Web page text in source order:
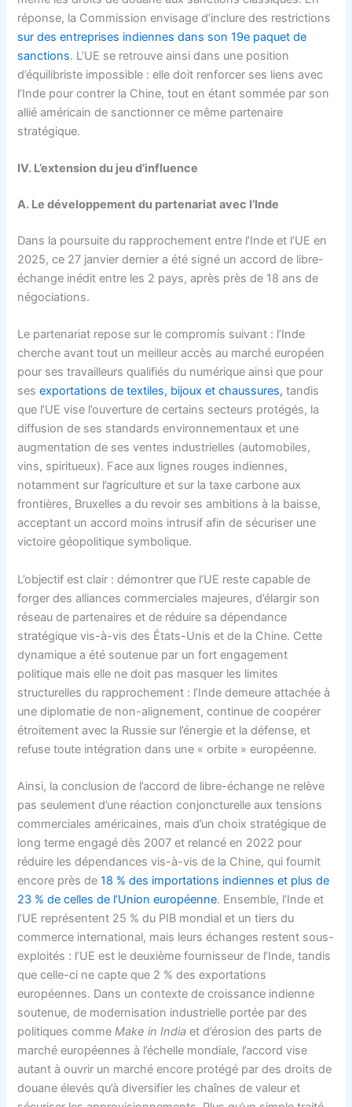
réponse, la Commission envisage d’inclure des restrictions
sur des entreprises indiennes dans son 19e paquet de
sanctions. L’UE se retrouve ainsi dans une position
d’équilibriste impossible : elle doit renforcer ses liens avec
l’Inde pour contrer la Chine, tout en étant sommée par son
allié américain de sanctionner ce même partenaire
stratégique.
IV. L’extension du jeu d’influence
A. Le développement du partenariat avec l’Inde
Dans la poursuite du rapprochement entre l’Inde et l’UE en
2025, ce 27 janvier dernier a été signé un accord de libre-
échange inédit entre les 2 pays, après près de 18 ans de
négociations.
Le partenariat repose sur le compromis suivant : l’Inde
cherche avant tout un meilleur accès au marché européen
pour ses travailleurs qualifiés du numérique ainsi que pour
sesexportations de textiles, bijoux et chaussures,tandis
que l’UE vise l’ouverture de certains secteurs protégés, la
diffusion de ses standards environnementaux et une
augmentation de ses ventes industrielles (automobiles,
vins, spiritueux). Face aux lignes rouges indiennes,
notamment sur l’agriculture et sur la taxe carbone aux
frontières, Bruxelles a du revoir ses ambitions à la baisse,
acceptant un accord moins intrusif afin de sécuriser une
victoire géopolitique symbolique.
L’objectif est clair : démontrer que l’UE reste capable de
forger des alliances commerciales majeures, d’élargir son
réseau de partenaires et de réduire sa dépendance
stratégique vis-à-vis des États-Unis et de la Chine. Cette
dynamique a été soutenue par un fort engagement
politique mais elle ne doit pas masquer les limites
structurelles du rapprochement : l’Inde demeure attachée à
une diplomatie de non-alignement, continue de coopérer
étroitement avec la Russie sur l’énergie et la défense, et
refuse toute intégration dans une « orbite » européenne.
Ainsi, la conclusion de l’accord de libre-échange ne relève
pas seulement d’une réaction conjoncturelle aux tensions
commerciales américaines, mais d’un choix stratégique de
long terme engagé dès 2007 et relancé en 2022 pour
réduire les dépendances vis-à-vis de la Chine, qui fournit
encore près de18 % des importations indiennes et plus de
23 % de celles de l’Union européenne. Ensemble, l’Inde et
l’UE représentent 25 % du PIB mondial et un tiers du
commerce international, mais leurs échanges restent sous-
exploités : l’UE est le deuxième fournisseur de l’Inde, tandis
que celle-ci ne capte que 2 % des exportations
européennes. Dans un contexte de croissance indienne
soutenue, de modernisation industrielle portée par des
politiques commeMake in India et d’érosion des parts de
marché européennes à l’échelle mondiale, l’accord vise
autant à ouvrir un marché encore protégé par des droits de
douane élevés qu’à diversifier les chaînes de valeur et